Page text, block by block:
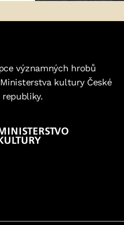
významných hrobů
kultury České
republiky.